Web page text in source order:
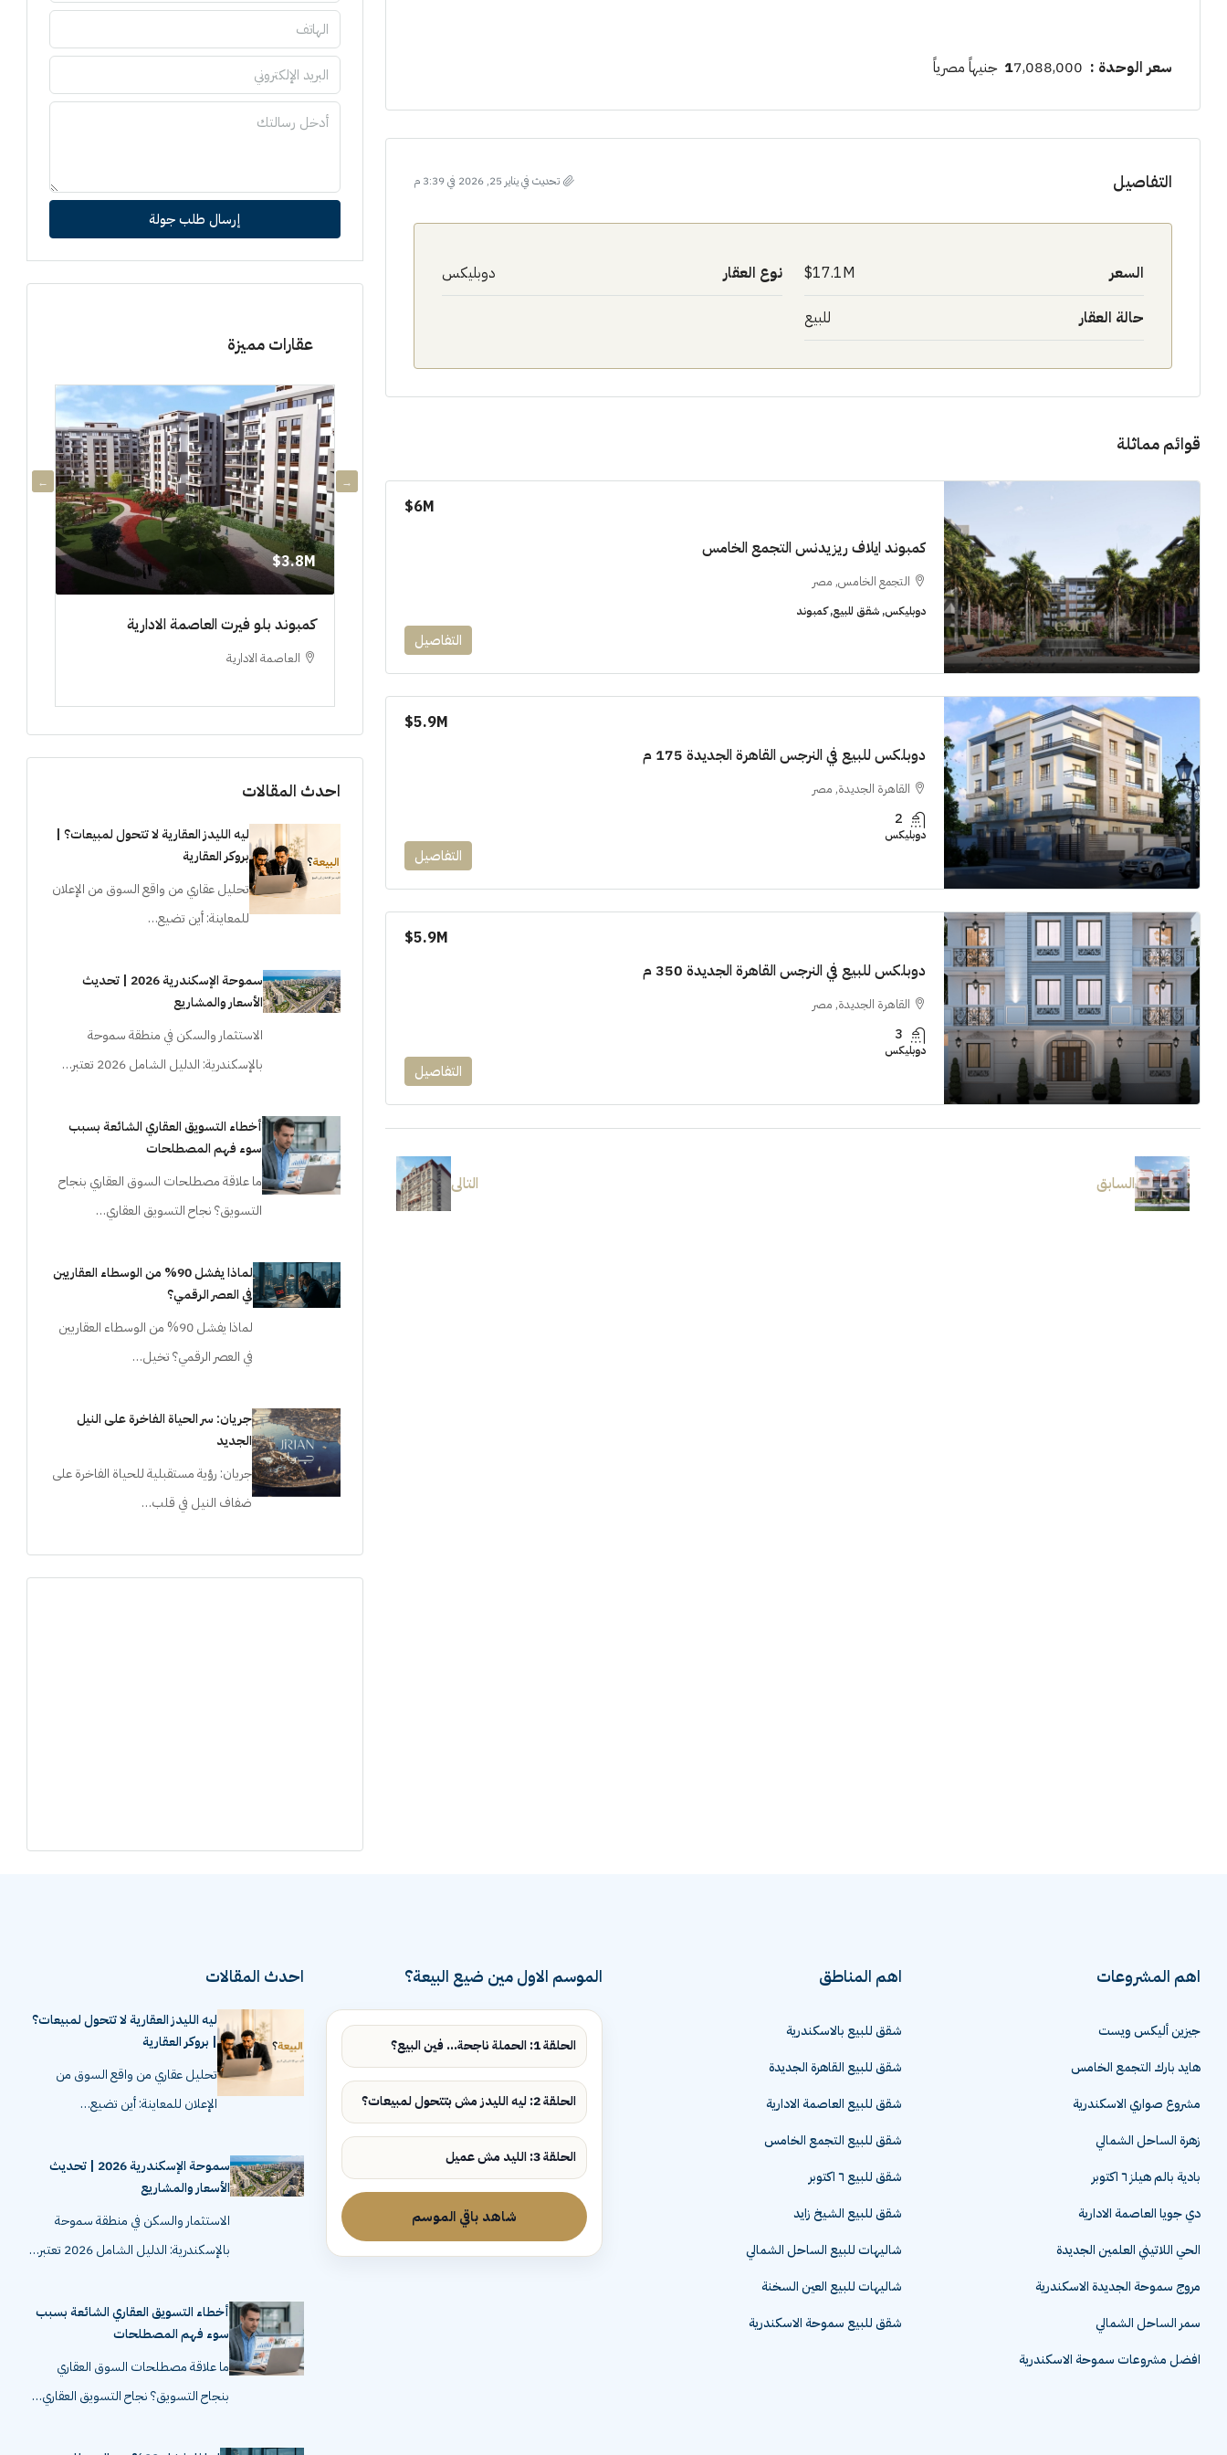
سعر الوحدة : 1 7,088,000 جنيهاً مصرياً
التفاصيل تحديث في يناير 25, 2026 في 3:39 م
السعر 17.1M$ نوع العقار دوبليكس
حالة العقار للبيع
قوائم مماثلة
كمبوند ايلاف ريزيدنس التجمع الخامس
6M$
التجمع الخامس, مصر
دوبليكس, شقق للبيع, كمبوند
التفاصيل
دوبلكس للبيع في النرجس القاهرة الجديدة 175 م
5.9M$
القاهرة الجديدة, مصر
2
دوبليكس
التفاصيل
دوبلكس للبيع في النرجس القاهرة الجديدة 350 م
5.9M$
القاهرة الجديدة, مصر
3
دوبليكس
التفاصيل
السابق التالى
إرسال طلب جولة
عقارات مميزة
11M$
3.8M$
كمبوند بلو فيرت العاصمة الادارية
العاصمة الادارية
احدث المقالات
ليه الليدز العقارية لا تتحول لمبيعات؟ |
بروكر العقارية
تحليل عقاري من واقع السوق من الإعلان
للمعاينة: أين تضيع…
سموحة الإسكندرية 2026 | تحديث
الأسعار والمشاريع
الاستثمار والسكن في منطقة سموحة
بالإسكندرية: الدليل الشامل 2026 تعتبر…
أخطاء التسويق العقاري الشائعة بسبب
سوء فهم المصطلحات
ما علاقة مصطلحات السوق العقاري بنجاح
التسويق؟ نجاح التسويق العقاري…
لماذا يفشل 90% من الوسطاء العقاريين
في العصر الرقمي؟
لماذا يفشل 90% من الوسطاء العقاريين
في العصر الرقمي؟ تخيل…
جريان: سر الحياة الفاخرة على النيل
الجديد
جريان: رؤية مستقبلية للحياة الفاخرة على
ضفاف النيل في قلب…
اهم المشروعات
جيزين أليكس ويست
هايد بارك التجمع الخامس
مشروع صواري الاسكندرية
زهرة الساحل الشمالي
بادية بالم هيلز ٦ اكتوبر
دي جويا العاصمة الادارية
الحي اللاتيني العلمين الجديدة
مروج سموحة الجديدة الاسكندرية
سمر الساحل الشمالي
افضل مشروعات سموحة الاسكندرية
اهم المناطق
شقق للبيع بالاسكندرية
شقق للبيع القاهرة الجديدة
شقق للبيع العاصمة الادارية
شقق للبيع التجمع الخامس
شقق للبيع ٦ اكتوبر
شقق للبيع الشيخ زايد
شاليهات للبيع الساحل الشمالي
شاليهات للبيع العين السخنة
شقق للبيع سموحة الاسكندرية
الموسم الاول مين ضيع البيعة؟
الحلقة 1: الحملة ناجحة... فين البيع؟
الحلقة 2: ليه الليدز مش بتتحول لمبيعات؟
الحلقة 3: الليد مش عميل
شاهد باقي الموسم
احدث المقالات
ليه الليدز العقارية لا تتحول لمبيعات؟
| بروكر العقارية
تحليل عقاري من واقع السوق من
الإعلان للمعاينة: أين تضيع…
سموحة الإسكندرية 2026 | تحديث
الأسعار والمشاريع
الاستثمار والسكن في منطقة سموحة
بالإسكندرية: الدليل الشامل 2026 تعتبر…
أخطاء التسويق العقاري الشائعة بسبب
سوء فهم المصطلحات
ما علاقة مصطلحات السوق العقاري
بنجاح التسويق؟ نجاح التسويق العقاري…